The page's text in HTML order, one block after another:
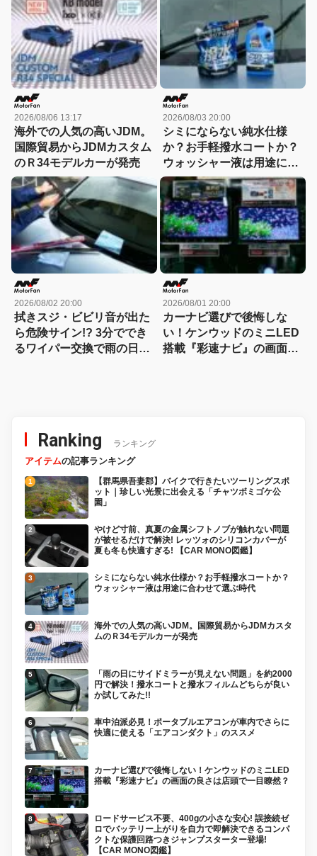
冬も快適すぎる! 【CAR
MONO図鑑】
2026/08/06 13:17
海外での人気の高いJDM。
国際貿易からJDMカスタム
のＲ34モデルカーが発売
2026/08/03 20:00
シミにならない純水仕様
か？お手軽撥水コートか？
ウォッシャー液は用途に合
わせて選ぶ時代
2026/08/02 20:00
拭きスジ・ビビリ音が出た
ら危険サイン!? 3分ででき
るワイパー交換で雨の日の
2026/08/01 20:00
カーナビ選びで後悔しな
い！ケンウッドのミニLED
搭載『彩速ナビ』の画面の
Ranking ランキング
アイテムの記事ランキング
【群馬県吾妻郡】バイクで行きたいツーリングスポ
ット｜珍しい光景に出会える「チャツボミゴケ公
園」
やけど寸前、真夏の金属シフトノブが触れない問題
が被せるだけで解決! レッツォのシリコンカバーが
夏も冬も快適すぎる! 【CAR MONO図鑑】
シミにならない純水仕様か？お手軽撥水コートか？
ウォッシャー液は用途に合わせて選ぶ時代
海外での人気の高いJDM。国際貿易からJDMカスタ
ムのＲ34モデルカーが発売
「雨の日にサイドミラーが見えない問題」を約2000
円で解決！撥水コートと撥水フィルムどちらが良い
か試してみた!!
車中泊派必見！ポータブルエアコンが車内でさらに
快適に使える「エアコンダクト」のススメ
カーナビ選びで後悔しない！ケンウッドのミニLED
搭載『彩速ナビ』の画面の良さは店頭で一目瞭然？
ロードサービス不要、400gの小さな安心! 誤接続ゼ
ロでバッテリー上がりを自力で即解決できるコンパ
クトな保護回路つきジャンプスターター登場!
【CAR MONO図鑑】